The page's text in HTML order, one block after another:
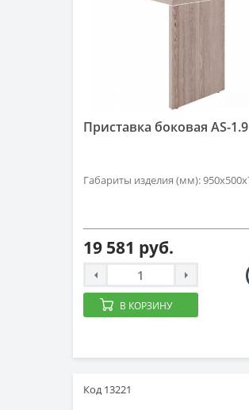
Приставка боковая AS-1.9
Габариты изделия (мм):
19 581 руб.
В КОРЗИНУ
Код 13221